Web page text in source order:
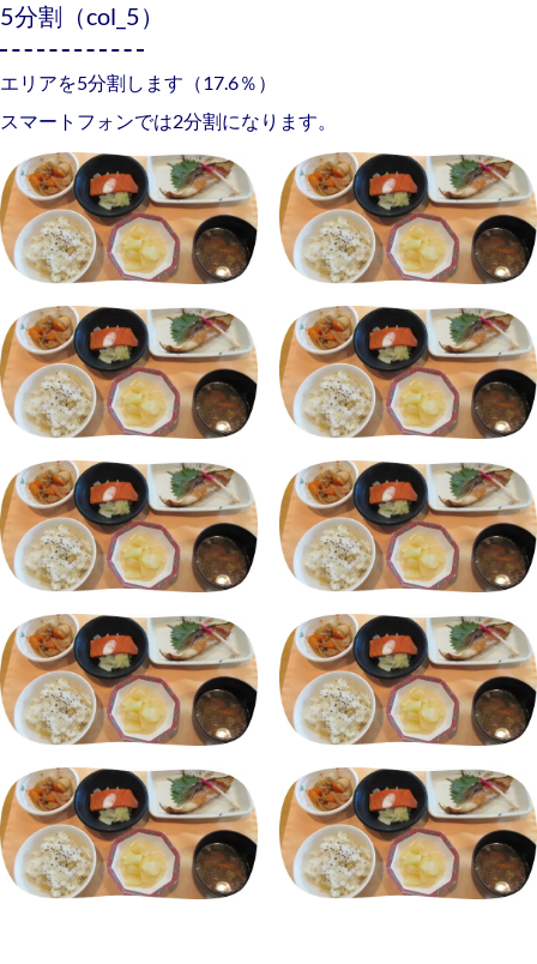
5分割（col_5）
エリアを5分割します（17.6％）
スマートフォンでは2分割になります。